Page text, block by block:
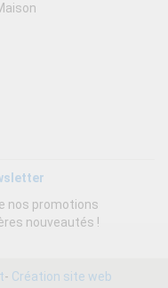
nos promotions
nouveautés !
- Création site web